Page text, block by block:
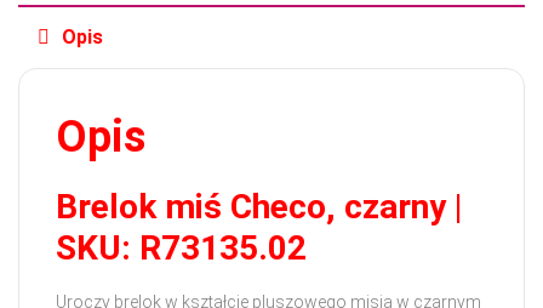
Opis
Opis
Brelok miś Checo, czarny |
SKU: R73135.02
Uroczy brelok w kształcie pluszowego misia w czarnym